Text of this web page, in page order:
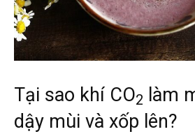
Tại sao khí CO2
làm
dậy mùi và xốp lên?